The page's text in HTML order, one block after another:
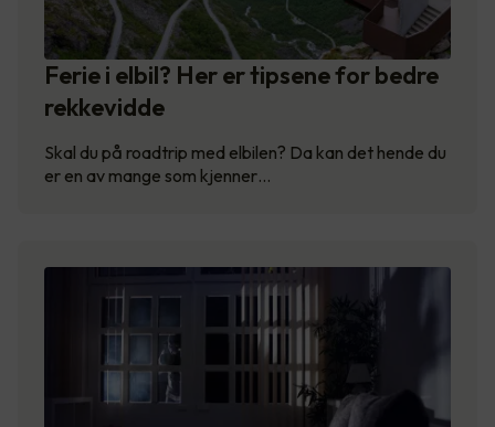
Ferie i elbil? Her er tipsene for bedre
rekkevidde
Skal du på roadtrip med elbilen? Da kan det hende du
er en av mange som kjenner…